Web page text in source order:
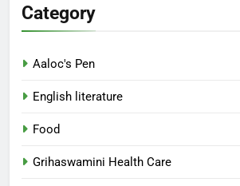
Category
Aaloc's Pen
English literature
Food
Grihaswamini Health Care